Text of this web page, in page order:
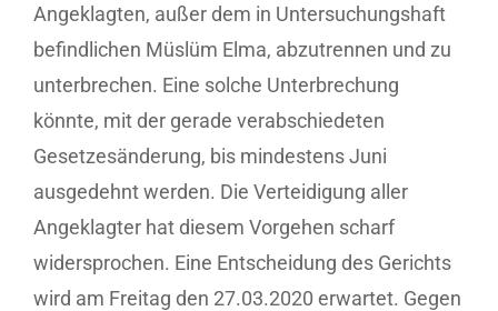
Angeklagten, außer dem in Untersuchungshaft
befindlichen Müslüm Elma, abzutrennen und zu
unterbrechen. Eine solche Unterbrechung
könnte, mit der gerade verabschiedeten
Gesetzesänderung, bis mindestens Juni
ausgedehnt werden. Die Verteidigung aller
Angeklagter hat diesem Vorgehen scharf
widersprochen. Eine Entscheidung des Gerichts
wird am Freitag den 27.03.2020 erwartet. Gegen